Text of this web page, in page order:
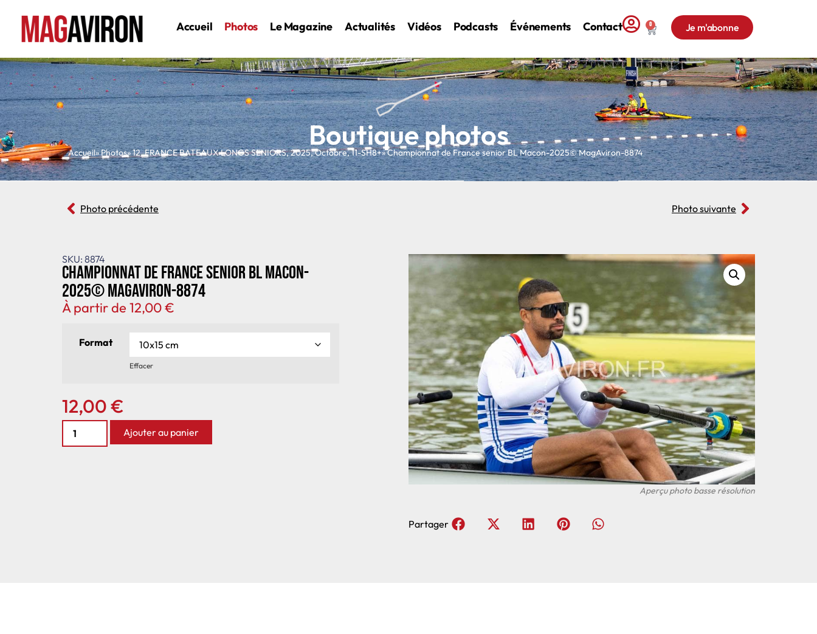
Accueil Photos Le Magazine Actualités Vidéos Podcasts Événements Contact 0 Je m'abonne
Boutique photos
Accueil» Photos»12,FRANCE BATEAUX LONGS SENIORS,2025,Octobre,11-SH8+» Championnat de France senior BL Macon-2025© MagAviron-8874
Photo précédente Photo suivante
SKU: 8874
Championnat de France senior BL Macon-
2025© MagAviron-8874
À partir de 12,00€
Format
Effacer
12,00€
Ajouter au panier
Partager